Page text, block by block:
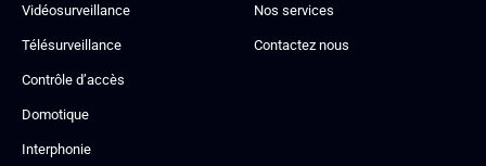
Vidéosurveillance
Télésurveillance
Contrôle d’accès
Domotique
Interphonie
Nos services
Contactez nous